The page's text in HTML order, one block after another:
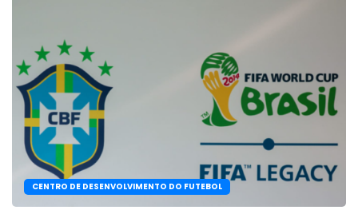
CENTRO DE DESENVOLVIMENTO DO FUTEBOL